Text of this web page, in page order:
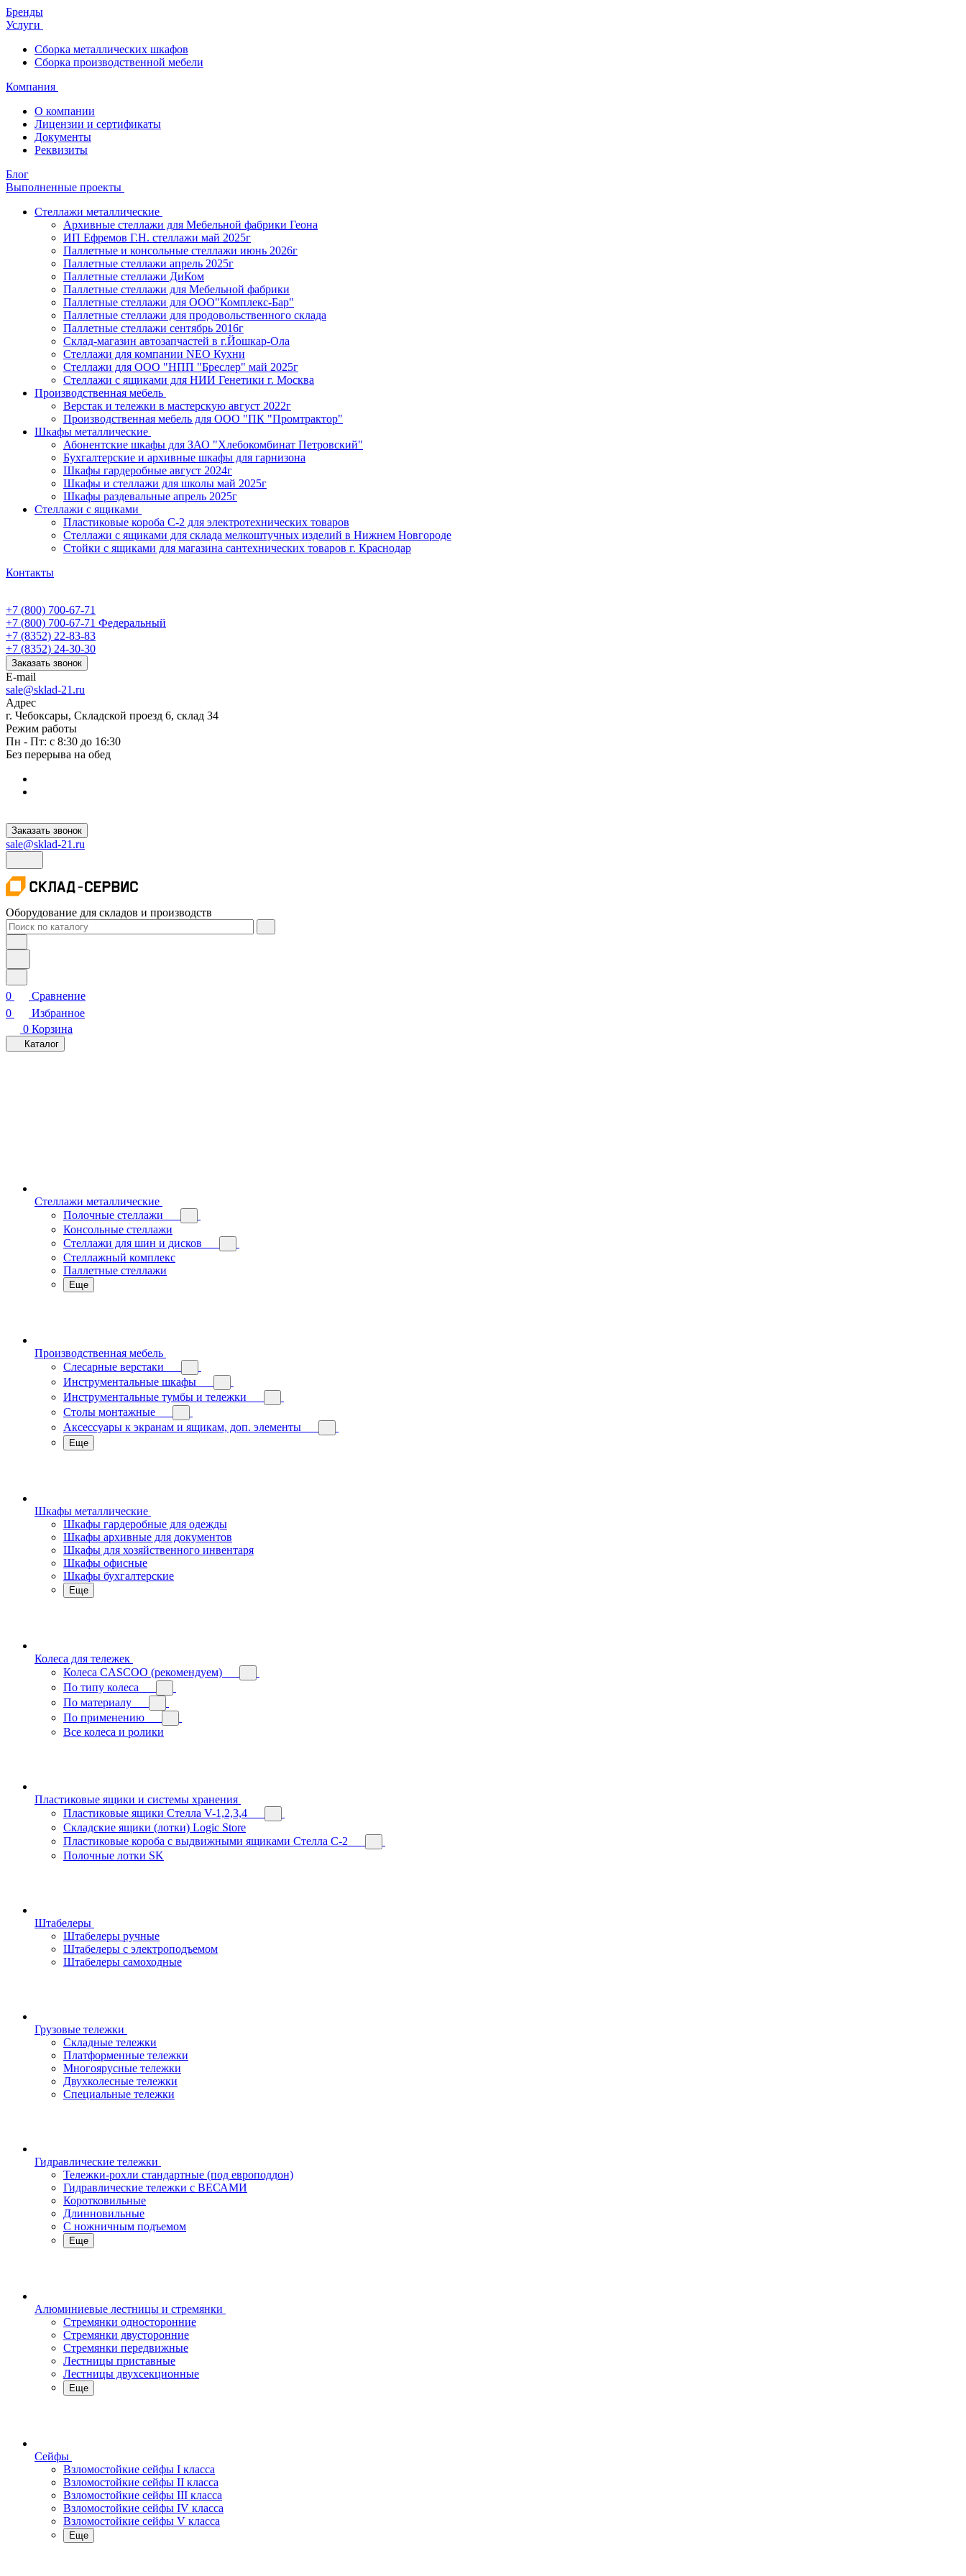
Бренды
Услуги
Сборка металлических шкафов
Сборка производственной мебели
Компания
О компании
Лицензии и сертификаты
Документы
Реквизиты
Блог
Выполненные проекты
Стеллажи металлические
Архивные стеллажи для Мебельной фабрики Геона
ИП Ефремов Г.Н. стеллажи май 2025г
Паллетные и консольные стеллажи июнь 2026г
Паллетные стеллажи апрель 2025г
Паллетные стеллажи ДиКом
Паллетные стеллажи для Мебельной фабрики
Паллетные стеллажи для ООО"Комплекс-Бар"
Паллетные стеллажи для продовольственного склада
Паллетные стеллажи сентябрь 2016г
Склад-магазин автозапчастей в г.Йошкар-Ола
Стеллажи для компании NEO Кухни
Стеллажи для ООО "НПП "Бреслер" май 2025г
Стеллажи с ящиками для НИИ Генетики г. Москва
Производственная мебель
Верстак и тележки в мастерскую август 2022г
Производственная мебель для ООО "ПК "Промтрактор"
Шкафы металлические
Абонентские шкафы для ЗАО "Хлебокомбинат Петровский"
Бухгалтерские и архивные шкафы для гарнизона
Шкафы гардеробные август 2024г
Шкафы и стеллажи для школы май 2025г
Шкафы раздевальные апрель 2025г
Стеллажи с ящиками
Пластиковые короба С-2 для электротехнических товаров
Стеллажи с ящиками для склада мелкоштучных изделий в Нижнем Новгороде
Стойки с ящиками для магазина сантехнических товаров г. Краснодар
Контакты
+7 (800) 700-67-71
+7 (800) 700-67-71 Федеральный
+7 (8352) 22-83-83
+7 (8352) 24-30-30
Заказать звонок
E-mail
sale@sklad-21.ru
Адрес
г. Чебоксары, Складской проезд 6, склад 34
Режим работы
Пн - Пт: с 8:30 до 16:30
Без перерыва на обед
Заказать звонок
sale@sklad-21.ru
Оборудование для складов и производств
0
Сравнение
0
Избранное
0 Корзина
Каталог
Стеллажи металлические
Полочные стеллажи
Консольные стеллажи
Стеллажи для шин и дисков
Стеллажный комплекс
Паллетные стеллажи
Еще
Производственная мебель
Слесарные верстаки
Инструментальные шкафы
Инструментальные тумбы и тележки
Столы монтажные
Аксессуары к экранам и ящикам, доп. элементы
Еще
Шкафы металлические
Шкафы гардеробные для одежды
Шкафы архивные для документов
Шкафы для хозяйственного инвентаря
Шкафы офисные
Шкафы бухгалтерские
Еще
Колеса для тележек
Колеса CASCOO (рекомендуем)
По типу колеса
По материалу
По применению
Все колеса и ролики
Пластиковые ящики и системы хранения
Пластиковые ящики Стелла V-1,2,3,4
Складские ящики (лотки) Logiс Store
Пластиковые короба с выдвижными ящиками Стелла С-2
Полочные лотки SK
Штабелеры
Штабелеры ручные
Штабелеры с электроподъемом
Штабелеры самоходные
Грузовые тележки
Складные тележки
Платформенные тележки
Многоярусные тележки
Двухколесные тележки
Специальные тележки
Гидравлические тележки
Тележки-рохли стандартные (под европоддон)
Гидравлические тележки с ВЕСАМИ
Коротковильные
Длинновильные
С ножничным подъемом
Еще
Алюминиевые лестницы и стремянки
Стремянки односторонние
Стремянки двусторонние
Стремянки передвижные
Лестницы приставные
Лестницы двухсекционные
Еще
Сейфы
Взломостойкие сейфы I класса
Взломостойкие сейфы II класса
Взломостойкие сейфы III класса
Взломостойкие сейфы IV класса
Взломостойкие сейфы V класса
Еще